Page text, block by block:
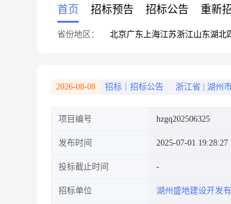
首页 招标预告 招标公告 重新
省份地区： 北京广东 上海江苏浙江山东湖北
2026-08-08 招标｜招标公告 浙江省 湖州
项目编号 hzgq202506325
发布时间 2025-07-01 19:28:27
投标截止时间
招标单位 湖州盛地建设开发